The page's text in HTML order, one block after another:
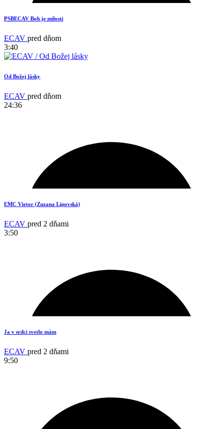
PSBECAV Boh je milosti
ECAV pred dňom
3:40
Od Božej lásky
ECAV pred dňom
24:36
3
EMC Vietor (Zuzana Lipovská)
ECAV pred 2 dňami
3:50
Ja v srdci svetlo mám
ECAV pred 2 dňami
9:50